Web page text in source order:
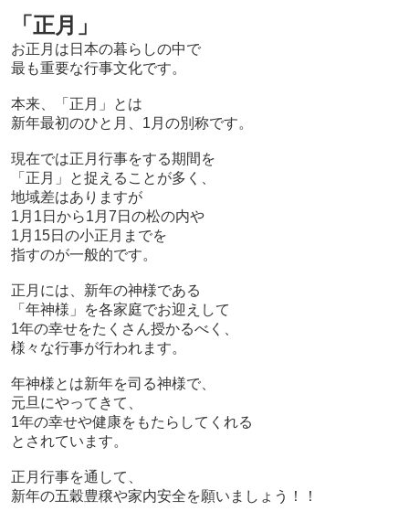
「正月」
お正月は日本の暮らしの中で
最も重要な行事文化です。
本来、「正月」とは
新年最初のひと月、1月の別称です。
現在では正月行事をする期間を
「正月」と捉えることが多く、
地域差はありますが
1月1日から1月7日の松の内や
1月15日の小正月までを
指すのが一般的です。
正月には、新年の神様である
「年神様」を各家庭でお迎えして
1年の幸せをたくさん授かるべく、
様々な行事が行われます。
年神様とは新年を司る神様で、
元旦にやってきて、
1年の幸せや健康をもたらしてくれる
とされています。
正月行事を通して、
新年の五穀豊穣や家内安全を願いましょう！！